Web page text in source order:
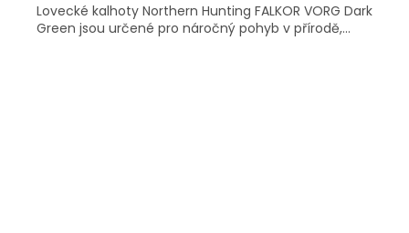
Lovecké kalhoty Northern Hunting FALKOR VORG Dark
Green jsou určené pro náročný pohyb v přírodě,...